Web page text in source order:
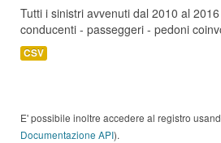
Tutti i sinistri avvenuti dal 2010 al
conducenti - passeggeri - pedoni
CSV
E' possibile inoltre accedere al registro
Documentazione API).